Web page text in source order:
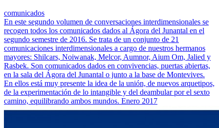
comunicados
En este segundo volumen de conversaciones interdimensionales se
recogen todos los comunicados dados al Ágora del Junantal en el
segundo semestre de 2016. Se trata de un conjunto de 21
comunicaciones interdimensionales a cargo de nuestros hermanos
mayores: Shilcars, Noiwanak, Melcor, Aumnor, Aium Om, Jalied y
Rasbek. Son comunicados dados en convivencias, puertas abiertas,
en la sala del Ágora del Junantal o junto a la base de Montevives.
En ellos está muy presente la idea de la unión, de nuevos arquetipos,
de la experimentación de lo intangible y del deambular por el sexto
camino, equilibrando ambos mundos. Enero 2017